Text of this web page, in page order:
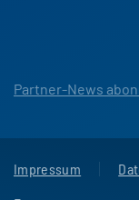
Partner-News
Impressum